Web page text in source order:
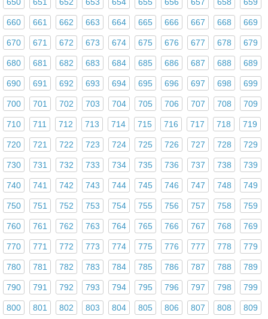
660 661 662 663 664 665 666 667 668 669
670 671 672 673 674 675 676 677 678 679
680 681 682 683 684 685 686 687 688 689
690 691 692 693 694 695 696 697 698 699
700 701 702 703 704 705 706 707 708 709
710 711 712 713 714 715 716 717 718 719
720 721 722 723 724 725 726 727 728 729
730 731 732 733 734 735 736 737 738 739
740 741 742 743 744 745 746 747 748 749
750 751 752 753 754 755 756 757 758 759
760 761 762 763 764 765 766 767 768 769
770 771 772 773 774 775 776 777 778 779
780 781 782 783 784 785 786 787 788 789
790 791 792 793 794 795 796 797 798 799
800 801 802 803 804 805 806 807 808 809